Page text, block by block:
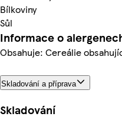
Bílkoviny
Sůl
Informace o
Obsahuje: Cereálie
Skladování a příprava
Skladování